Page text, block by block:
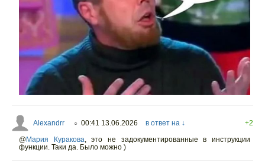
Alexandrr ○ 00:41 13.06.2026 в ответ на ↓
+2
@Мария Куракова,это не задокументированные в инструкции
функции. Таки да. Было можно )